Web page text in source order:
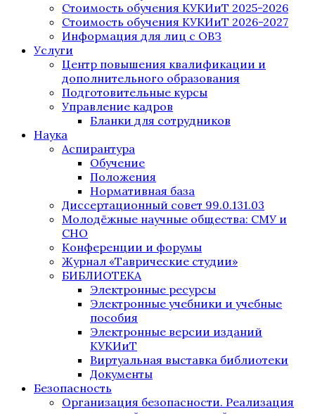
Стоимость обучения КУКИиТ 2025-2026
Стоимость обучения КУКИиТ 2026-2027
Информация для лиц с ОВЗ
Услуги
Центр повышения квалификации и
дополнительного образования
Подготовительные курсы
Управление кадров
Бланки для сотрудников
Наука
Аспирантура
Обучение
Положения
Нормативная база
Диссертационный совет 99.0.131.03
Молодёжные научные общества: СМУ и
СНО
Конференции и форумы
Журнал «Таврические студии»
БИБЛИОТЕКА
Электронные ресурсы
Электронные учебники и учебные
пособия
Электронные версии изданий
КУКИиТ
Виртуальная выставка библиотеки
Документы
Безопасность
Организация безопасности. Реализация